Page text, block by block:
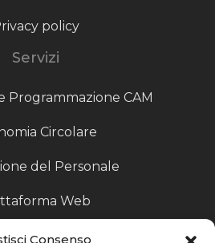
Consenso
policy
Servizi
Programmazione CAM
Circolare
del Personale
Web
fornitori